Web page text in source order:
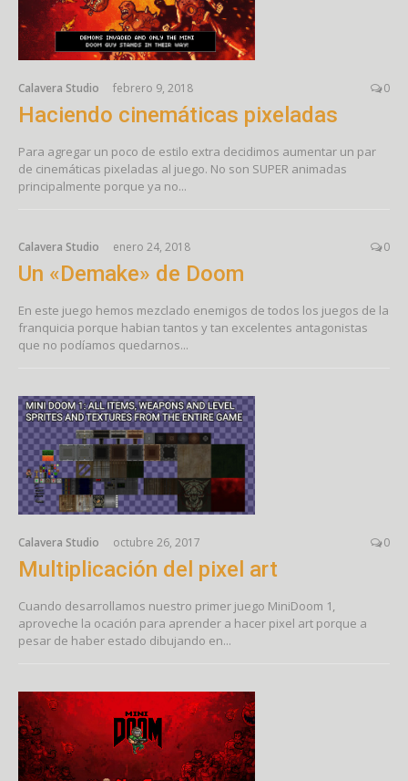
Calavera Studio febrero 9, 2018 0
Haciendo cinemáticas pixeladas
Para agregar un poco de estilo extra decidimos aumentar un par
de cinemáticas pixeladas al juego. No son SUPER animadas
principalmente porque ya no...
Calavera Studio enero 24, 2018 0
Un «Demake» de Doom
En este juego hemos mezclado enemigos de todos los juegos de la
franquicia porque habian tantos y tan excelentes antagonistas
que no podíamos quedarnos...
Calavera Studio octubre 26, 2017 0
Multiplicación del pixel art
Cuando desarrollamos nuestro primer juego MiniDoom 1,
aproveche la ocación para aprender a hacer pixel art porque a
pesar de haber estado dibujando en...